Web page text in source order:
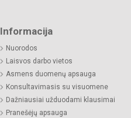
Informacija
Nuorodos
Laisvos darbo vietos
Asmens duomenų apsauga
Konsultavimasis su visuomene
Dažniausiai užduodami klausimai
Pranešėjų apsauga